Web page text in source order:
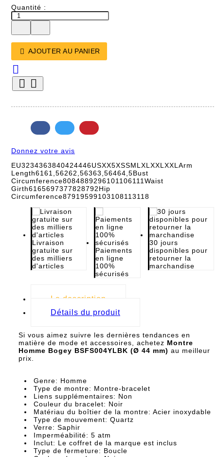
Quantité :
 AJOUTER AU PANIER

 
Donnez votre avis
EU3234363840424446USXX5XSSMLXLXXLXXLArm
Length6161,56262,56363,56464,5Bust
Circumference8084889296101106111Waist
Girth6165697377828792Hip
Circumference87919599103108113118
Livraison
gratuite sur
des milliers
d'articles
Paiements
en ligne
100%
sécurisés
30 jours
disponibles pour
retourner la
marchandise
La description
Détails du produit
Si vous aimez suivre les dernières tendances en
matière de mode et accessoires, achetez Montre
Homme Bogey BSFS004YLBK (Ø 44 mm) au meilleur
prix.
Genre: Homme
Type de montre: Montre-bracelet
Liens supplémentaires: Non
Couleur du bracelet: Noir
Matériau du boîtier de la montre: Acier inoxydable
Type de mouvement: Quartz
Verre: Saphir
Imperméabilité: 5 atm
Inclut: Le coffret de la marque est inclus
Type de fermeture: Boucle